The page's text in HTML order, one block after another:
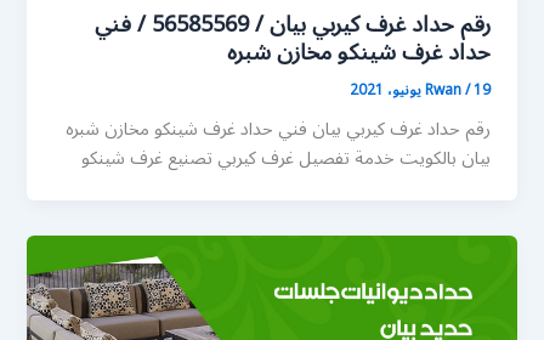
رقم حداد غرف كيربي بيان / 56585569 / فني
حداد غرف شينكو مخازن شبره
Rwan/19 يونيو، 2021
رقم حداد غرف كيربي بيان فني حداد غرف شينكو مخازن شبره
بيان بالكويت خدمة تفصيل غرف كيربي تصنيع غرف شينكو